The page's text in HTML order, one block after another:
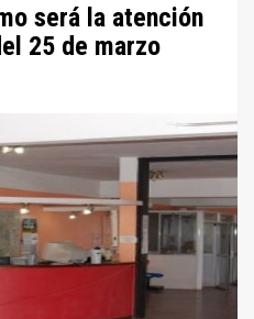
será la atención
25 de marzo